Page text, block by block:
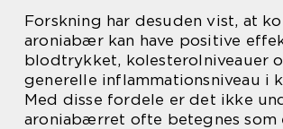
Forskning har desuden vist, at
aroniabær kan have positive
blodtrykket, kolesterolniveauer
generelle inflammationsniveau i
Med disse fordele er det ikke
aroniabærret ofte betegnes som